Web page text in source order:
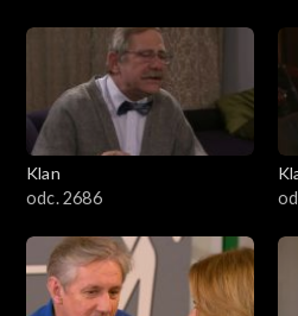
2201–2300
2101–2200
2001–2100
1901–2000
1801–1900
Klan
odc. 2686